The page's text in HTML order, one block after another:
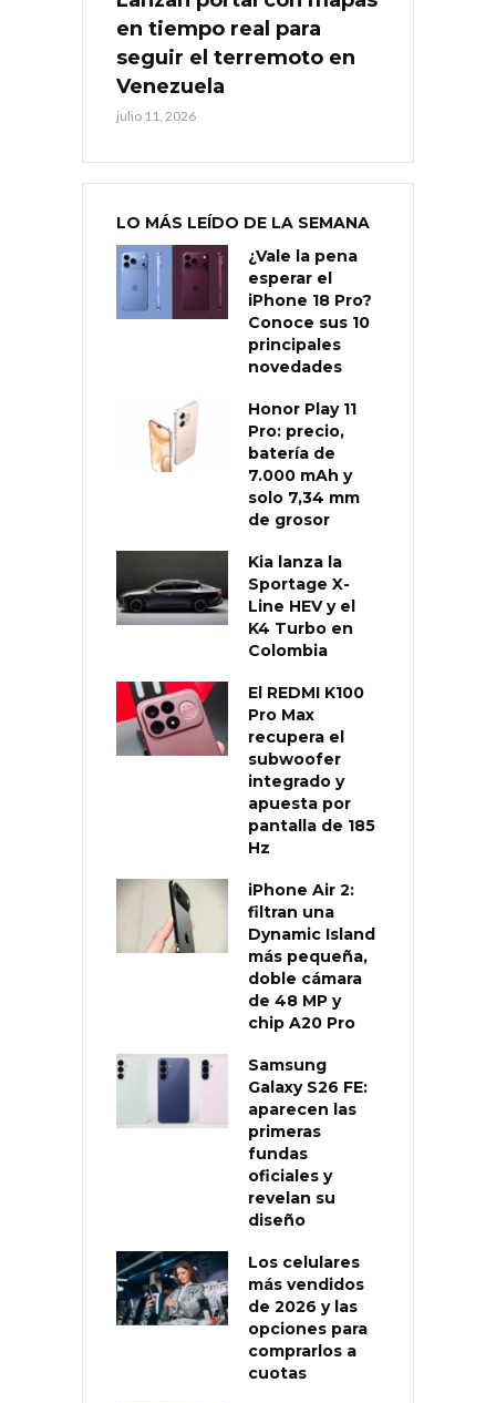
en tiempo real para
seguir el terremoto en
Venezuela
julio 11, 2026
LO MÁS LEÍDO DE LA SEMANA
¿Vale la pena
esperar el
iPhone 18 Pro?
Conoce sus 10
principales
novedades
Honor Play 11
Pro: precio,
batería de
7.000 mAh y
solo 7,34 mm
de grosor
Kia lanza la
Sportage X-
Line HEV y el
K4 Turbo en
Colombia
El REDMI K100
Pro Max
recupera el
subwoofer
integrado y
apuesta por
pantalla de 185
Hz
iPhone Air 2:
filtran una
Dynamic Island
más pequeña,
doble cámara
de 48 MP y
chip A20 Pro
Samsung
Galaxy S26 FE:
aparecen las
primeras
fundas
oficiales y
revelan su
diseño
Los celulares
más vendidos
de 2026 y las
opciones para
comprarlos a
cuotas